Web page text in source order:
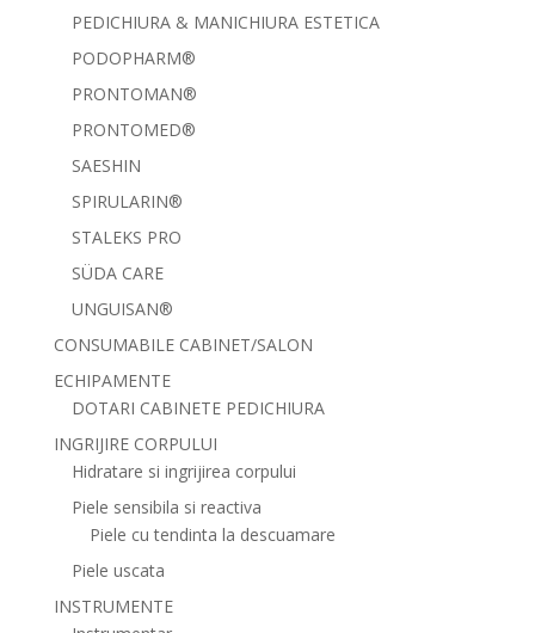
PEDICHIURA & MANICHIURA ESTETICA
PODOPHARM®
PRONTOMAN®
PRONTOMED®
SAESHIN
SPIRULARIN®
STALEKS PRO
SÜDA CARE
UNGUISAN®
CONSUMABILE CABINET/SALON
ECHIPAMENTE
DOTARI CABINETE PEDICHIURA
INGRIJIRE CORPULUI
Hidratare si ingrijirea corpului
Piele sensibila si reactiva
Piele cu tendinta la descuamare
Piele uscata
INSTRUMENTE